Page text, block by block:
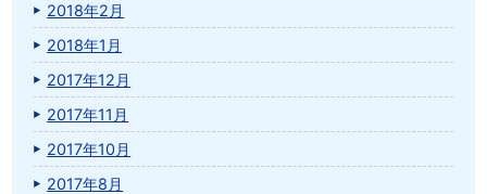
2018年2月
2018年1月
2017年12月
2017年11月
2017年10月
2017年8月